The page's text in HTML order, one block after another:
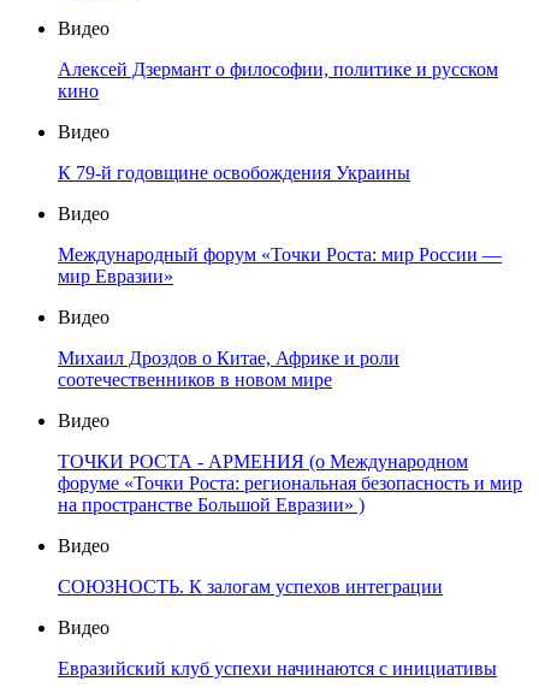
Видео
Алексей Дзермант о философии, политике и русском
кино
Видео
К 79-й годовщине освобождения Украины
Видео
Международный форум «Точки Роста: мир России —
мир Евразии»
Видео
Михаил Дроздов о Китае, Африке и роли
соотечественников в новом мире
Видео
ТОЧКИ РОСТА - АРМЕНИЯ (о Международном
форуме «Точки Роста: региональная безопасность и мир
на пространстве Большой Евразии» )
Видео
СОЮЗНОСТЬ. К залогам успехов интеграции
Видео
Евразийский клуб успехи начинаются с инициативы